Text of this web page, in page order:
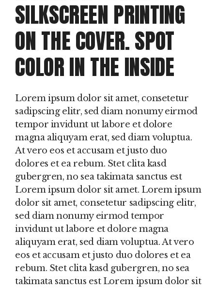
SILKSCREEN PRINTING
ON THE COVER. SPOT
COLOR IN THE INSIDE
Lorem ipsum dolor sit amet, consetetur
sadipscing elitr, sed diam nonumy eirmod
tempor invidunt ut labore et dolore
magna aliquyam erat, sed diam voluptua.
At vero eos et accusam et justo duo
dolores et ea rebum. Stet clita kasd
gubergren, no sea takimata sanctus est
Lorem ipsum dolor sit amet. Lorem ipsum
dolor sit amet, consetetur sadipscing elitr,
sed diam nonumy eirmod tempor
invidunt ut labore et dolore magna
aliquyam erat, sed diam voluptua. At vero
eos et accusam et justo duo dolores et ea
rebum. Stet clita kasd gubergren, no sea
takimata sanctus est Lorem ipsum dolor sit